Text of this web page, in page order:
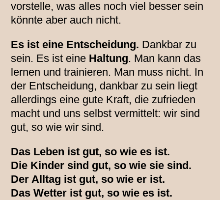
vorstelle, was alles noch viel besser sein
könnte aber auch nicht.
Es ist eine Entscheidung. Dankbar zu
sein. Es ist eine Haltung. Man kann das
lernen und trainieren. Man muss nicht. In
der Entscheidung, dankbar zu sein liegt
allerdings eine gute Kraft, die zufrieden
macht und uns selbst vermittelt: wir sind
gut, so wie wir sind.
Das Leben ist gut, so wie es ist.
Die Kinder sind gut, so wie sie sind.
Der Alltag ist gut, so wie er ist.
Das Wetter ist gut, so wie es ist.